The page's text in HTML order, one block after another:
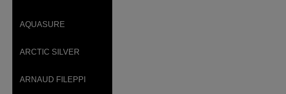
AQUASURE
ARCTIC SILVER
ARNAUD FILEPPI